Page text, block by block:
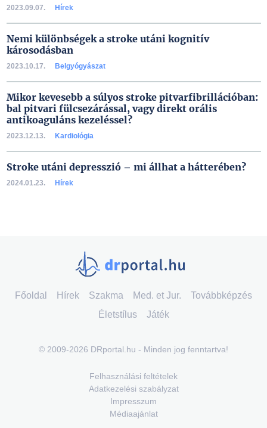
2023.09.07. Hírek
Nemi különbségek a stroke utáni kognitív
károsodásban
2023.10.17. Belgyógyászat
Mikor kevesebb a súlyos stroke pitvarfibrillációban:
bal pitvari fülcsezárással, vagy direkt orális
antikoaguláns kezeléssel?
2023.12.13. Kardiológia
Stroke utáni depresszió – mi állhat a hátterében?
2024.01.23. Hírek
Főoldal Hírek Szakma Med. et Jur.
Továbbképzés
Életstílus
Játék
© 2009-2026 DRportal.hu - Minden jog fenntartva!
Felhasználási feltételek
Adatkezelési szabályzat
Impresszum
Médiaajánlat